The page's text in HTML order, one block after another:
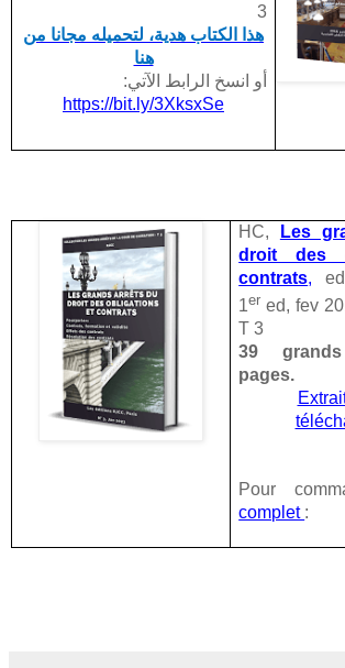
3
هذا الكتاب هدية، لتحميله مجانا من
هنا
أو انسخ الرابط الآتي:
https://bit.ly/3XksxSe
HC,
Les
droit des
contrats,
1er ed, fev
T 3
39
pages.
Pour
complet :